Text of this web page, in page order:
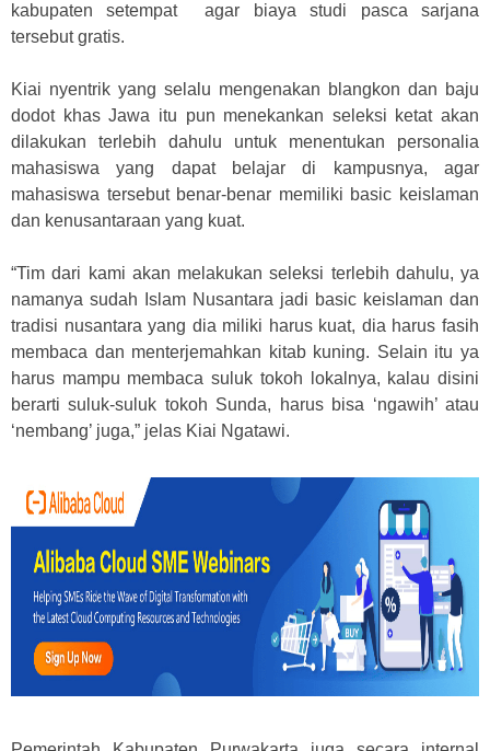
kabupaten setempat agar biaya studi pasca sarjana
tersebut gratis.
Kiai nyentrik yang selalu mengenakan blangkon dan baju
dodot khas Jawa itu pun menekankan seleksi ketat akan
dilakukan terlebih dahulu untuk menentukan personalia
mahasiswa yang dapat belajar di kampusnya, agar
mahasiswa tersebut benar-benar memiliki basic keislaman
dan kenusantaraan yang kuat.
“Tim dari kami akan melakukan seleksi terlebih dahulu, ya
namanya sudah Islam Nusantara jadi basic keislaman dan
tradisi nusantara yang dia miliki harus kuat, dia harus fasih
membaca dan menterjemahkan kitab kuning. Selain itu ya
harus mampu membaca suluk tokoh lokalnya, kalau disini
berarti suluk-suluk tokoh Sunda, harus bisa ‘ngawih’ atau
‘nembang’ juga,” jelas Kiai Ngatawi.